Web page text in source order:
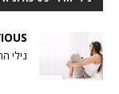
נילי